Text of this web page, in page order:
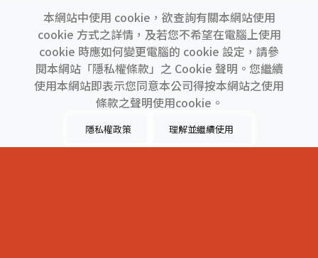
本網站中使用 cookie，欲查詢有關本網站使用
cookie 方式之詳情，及若您不希望在電腦上使用
cookie 時應如何變更電腦的 cookie 設定，請參
閱本網站「隱私權條款」之 Cookie 聲明。您繼續
使用本網站即表示您同意本公司得按本網站之使用
條款之聲明使用cookie。
隱私權政策 理解並繼續使用
上一間